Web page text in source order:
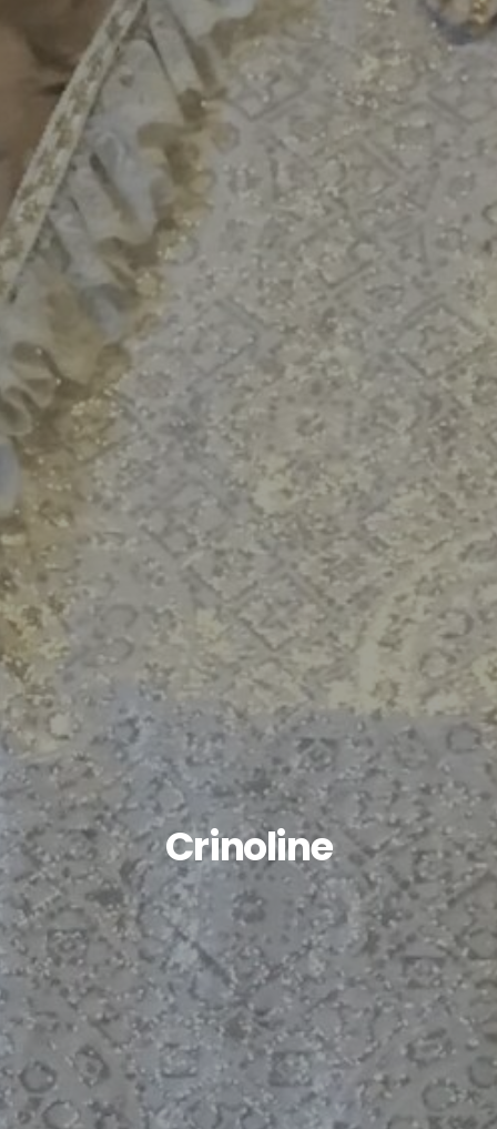
Crinoline